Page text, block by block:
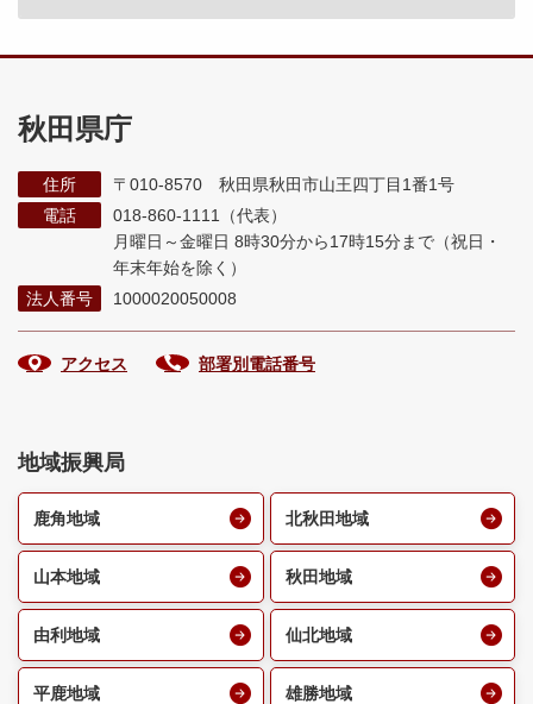
秋田県庁
住所
〒010-8570 秋田県秋田市山王四丁目1番1号
電話
018-860-1111（代表）
月曜日～金曜日 8時30分から17時15分まで （祝日・
年末年始を除く）
法人番号
1000020050008
アクセス 部署別電話番号
地域振興局
鹿角地域 北秋田地域
山本地域 秋田地域
由利地域 仙北地域
平鹿地域 雄勝地域